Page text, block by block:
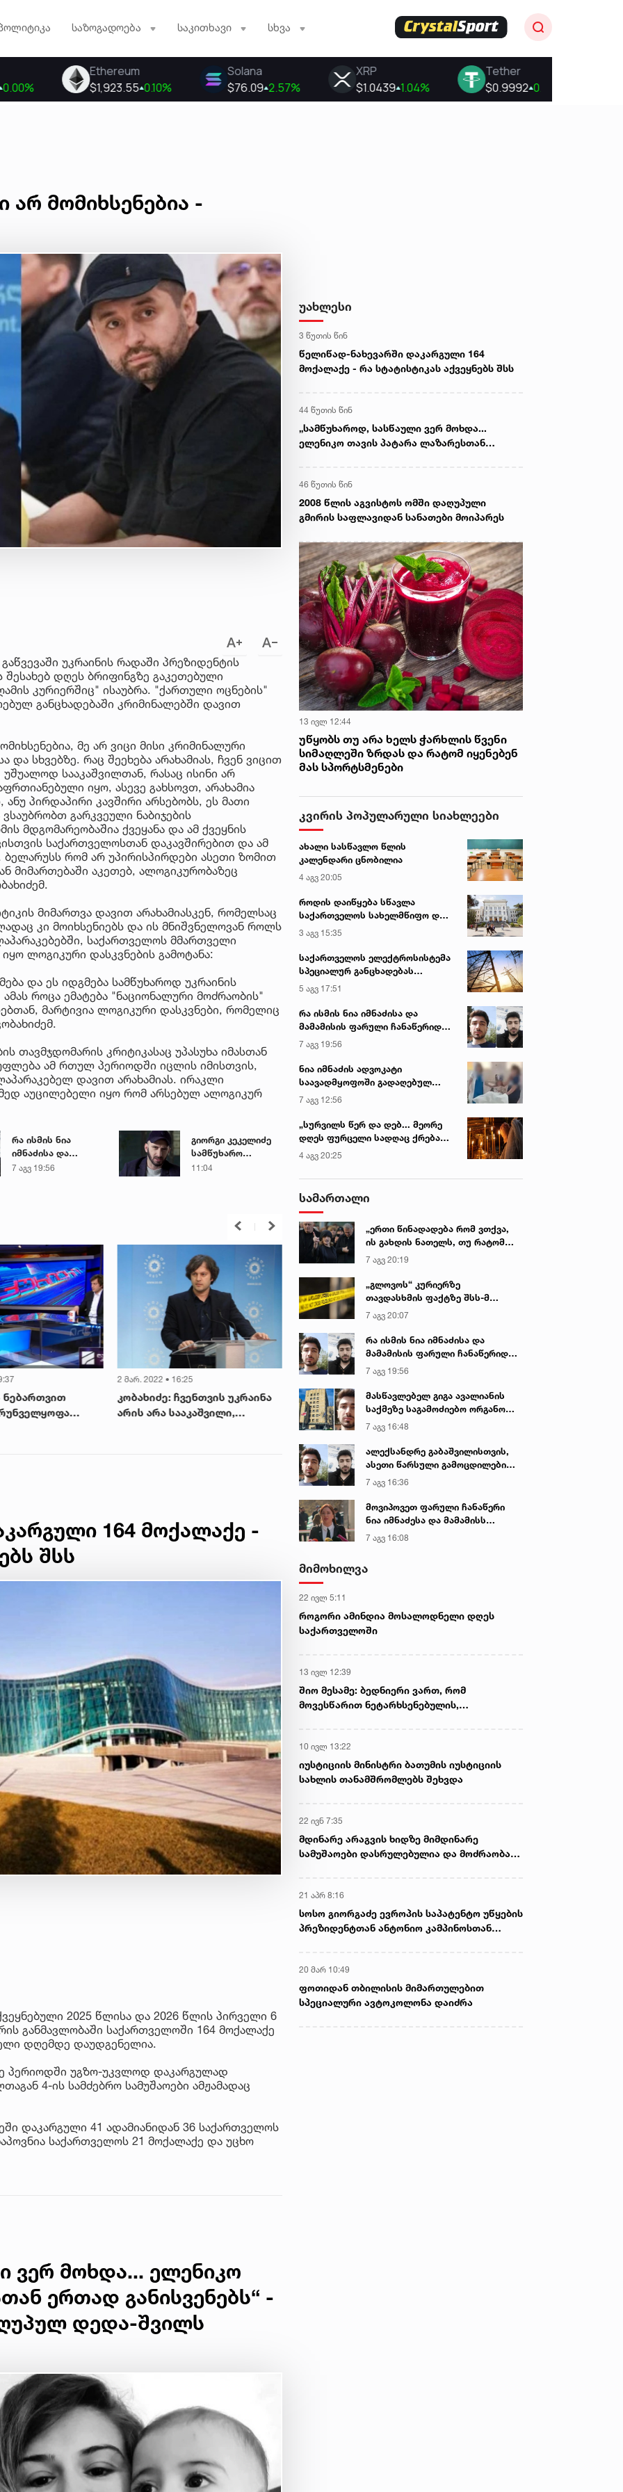
საზოგადოება საკითხავი სხვა
არ მომიხსენებია -
უკრაინის რადაში პრეზიდენტის
დღეს ბრიფინგზე გაკეთებული
კურიერშიც" ისაუბრა. "ქართული ოცნების"
განცხადებაში კრიმინალებში დავით
მე არ ვიცი მისი კრიმინალური
და სხვებზე. რაც შეეხება არახამიას, ჩვენ ვიცით
სააკაშვილთან, რასაც ისინი არ
იყო, ასევე გახსოვთ, არახამია
პირდაპირი კავშირი არსებობს, ეს მათი
გარკვეული ნაბიჯების
მდგომარეობაშია ქვეყანა და ამ ქვეყნის
საქართველოსთან დაკავშირებით და ამ
რომ არ უპირისპირდები ასეთი ზომით
მიმართებაში აკეთებ, ალოგიკურობაზეც
მიმართვა დავით არახამიასკენ, რომელსაც
კი მოიხსენიებს და ის მნიშვნელოვან როლს
საქართველოს მმართველი
ლოგიკური დასკვნების გამოტანა:
და ეს იდგმება სამწუხაროდ უკრაინის
როცა ემატება "ნაციონალური მოძრაობის"
მარტივია ლოგიკური დასკვნები, რომელიც
თავმჯდომარის კრიტიკასაც უპასუხა იმასთან
ამ რთულ პერიოდში იცლის იმისთვის,
დავით არახამიას. ირაკლი
აუცილებელი იყო რომ არსებულ ალოგიკურ
რა ისმის ნია
იმნაძისა და
მამამისის ფარული
7 აგვ 19:56
გიორგი კეკელიძე
სამწუხარო
ინფორმაციას
11:04
ნებართვით
2 მარ. 2022 • 16:25
კობახიძე: ჩვენთვის უკრაინა
არის არა სააკაშვილი,
თუ საჭირო იქნება
უკრაინიდან ლტოლვილებს
მივიღებთ - კობახიძის თქმით,
ელჩის გაწვევის მიუხედავად,
საქართველო ჰუმანიტარულ
და პოლიტიკურ მხარდაჭერას
გააგრძელებს
მთავრობის ნებართვით
ბორტის უზრუნველყოფა
გადასაყვანად, ნიშნავს,
ქვეყნის ჩართვას
კობახიძე
164 მოქალაქე -
შსს
2025 წლისა და 2026 წლის პირველი 6
განმავლობაში საქართველოში 164 მოქალაქე
დღემდე დაუდგენელია.
პერიოდში უგზო-უკვლოდ დაკარგულად
4-ის სამძებრო სამუშაოები ამჟამადაც
და­კარ­გუ­ლი 41 ადა­მი­ა­ნი­დან 36 სა­ქარ­თვე­ლოს
სა­ქარ­თვე­ლოს 21 მო­ქა­ლა­ქე და უცხო
ვერ მოხდა... ელენიკო
ერთად განისვენებს“ -
დედა-შვილს
უახლესი
3 წუთის წინ
წელიწად-ნახევარში დაკარგული 164
მოქალაქე - რა სტატისტიკას აქვეყნებს შსს
44 წუთის წინ
„სამწუხაროდ, სასწაული ვერ მოხდა...
ელენიკო თავის პატარა ლაზარესთან
46 წუთის წინ
2008 წლის აგვისტოს ომში დაღუპული
გმირის საფლავიდან სანათები მოიპარეს
13 ივლ 12:44
უწყობს თუ არა ხელს ჭარხლის წვენი
სიმაღლეში ზრდას და რატომ იყენებენ
მას სპორტსმენები
კვირის პოპულარული სიახლეები
ახალი სასწავლო წლის
კალენდარი ცნობილია
4 აგვ 20:05
როდის დაიწყება სწავლა
საქართველოს სახელმწიფო და
კერძო უნივერსიტეტებში
3 აგვ 15:35
საქართველოს ელექტროსისტემა
სპეციალურ განცხადებას
ავრცელებს
5 აგვ 17:51
რა ისმის ნია იმნაძისა და
მამამისის ფარული ჩანაწერიდან
- გიგა ავალიანის მკვლელობის
საქმე
7 აგვ 19:56
ნია იმნაძის ადვოკატი
საავადმყოფოში გადაღებულ
კადრებს ავრცელებს
7 აგვ 12:56
„სურვილს წერ და დებ... მეორე
დღეს ფურცელი სადღაც ქრება
და სურვილი სრულდება...“ -
სასწაულმოქმედი ტაძარი შიდა
ქართლში
4 აგვ 20:25
სამართალი
„ერთი წინადადება რომ ვთქვა,
ის გახდის ნათელს, თუ რატომ
იყო ნია იმნაძე წამქეზებელი...“ -
გიგა ავალიანის დედა
7 აგვ 20:19
„გლოვოს“ კურიერზე
თავდასხმის ფაქტზე შსს-მ
გამოძიება დაიწყო
7 აგვ 20:07
რა ისმის ნია იმნაძისა და
მამამისის ფარული ჩანაწერიდან
- გიგა ავალიანის მკვლელობის
საქმე
7 აგვ 19:56
მასწავლებელ გიგა ავალიანის
საქმეზე საგამოძიებო ორგანო
დაკავებულ არასრულწლოვნებს -
ნია იმნაძესა და ანასტასია
ბერუაშვილს 30 დღის
განმავლობაში ფარულად
7 აგვ 16:48
ალექსანდრე გაბაშვილისთვის,
ასეთი წარსული გამოცდილების
ადამიანისთვის ინფორმაციის
მიწოდება, რომ მასწავლებელი
სექსუალურად ავიწროებდა,
ფაქტობრივად, წაქეზება იყო -
7 აგვ 16:36
მოვიპოვეთ ფარული ჩანაწერი
ნია იმნაძესა და მამამისს
შორის, განიხილავდნენ, როგორ
ჩაიდინა გაბაშვილმა დანაშაული
არასწორად მოიქცა, თუმცა
ეპოქაში სხვანაირად ხდება -
პროკურორი
7 აგვ 16:08
მიმოხილვა
22 ივლ 5:11
როგორი ამინდია მოსალოდნელი დღეს
საქართველოში
13 ივლ 12:39
შიო მესამე: ბედნიერი ვართ, რომ
მოვესწარით ნეტარხსენებულის,
10 ივლ 13:22
იუსტიციის მინისტრი ბათუმის იუსტიციის
სახლის თანამშრომლებს შეხვდა
22 ივნ 7:35
მდინარე არაგვის ხიდზე მიმდინარე
სამუშაოები დასრულებულია და მოძრაობა
21 აპრ 8:16
სოსო გიორგაძე ევროპის საპატენტო უწყების
პრეზიდენტთან ანტონიო კამპინოსთან
20 მარ 10:49
ფოთიდან თბილისის მიმართულებით
სპეციალური ავტოკოლონა დაიძრა